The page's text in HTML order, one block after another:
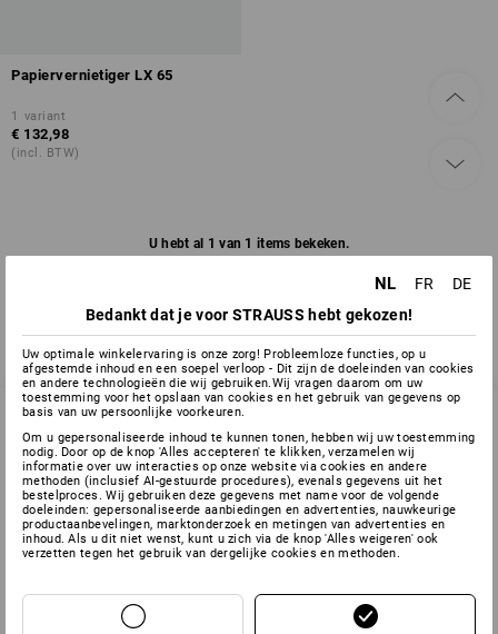
Papiervernietiger LX 65
1 variant
€ 132,98
(incl. BTW)
U hebt al 1 van 1 items bekeken.
SERVICE 02 400 27 64
SERVICE
NL FR
DE
Bedankt dat je voor STRAUSS hebt gekozen!
Uw optimale winkelervaring is onze zorg! Probleemloze functies, op u
afgestemde inhoud en een soepel verloop - Dit zijn de doeleinden van cookies
en andere technologieën die wij gebruiken.Wij vragen daarom om uw
toestemming voor het opslaan van cookies en het gebruik van gegevens op
basis van uw persoonlijke voorkeuren.
Om u gepersonaliseerde inhoud te kunnen tonen, hebben wij uw toestemming
nodig. Door op de knop 'Alles accepteren' te klikken, verzamelen wij
informatie over uw interacties op onze website via cookies en andere
methoden (inclusief AI-gestuurde procedures), evenals gegevens uit het
bestelproces. Wij gebruiken deze gegevens met name voor de volgende
doeleinden: gepersonaliseerde aanbiedingen en advertenties, nauwkeurige
productaanbevelingen, marktonderzoek en metingen van advertenties en
inhoud. Als u dit niet wenst, kunt u zich via de knop 'Alles weigeren' ook
verzetten tegen het gebruik van dergelijke cookies en methoden.